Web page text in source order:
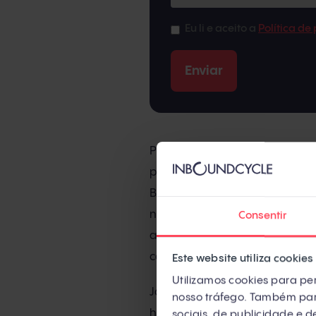
Consentir
Este website utiliza cookies
Utilizamos cookies para
nosso tráfego. Também
Política de
Por isso, além da qualidade
possaprometer uma certa
Basta pensar em produtos
n.º 5, um perfume que,
a Nicole Kidman, sempre foi
caráter forte, capaz de tomar
Já não basta que tenham
humanizá-lo, ou seja,